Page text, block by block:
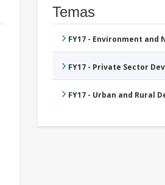
Temas
FY17 - Environment
FY17 - Private Sector
FY17 - Urban and Rural